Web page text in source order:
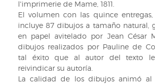
l'imprimerie de Mame, 1811.
El volumen con las quince
incluye 87 dibujos a tamaño natural,
en papel avitelado por Jean César
dibujos realizados por Pauline de
tal éxito que al autor del texto
reivindicar su autoría.
La calidad de los dibujos animó al